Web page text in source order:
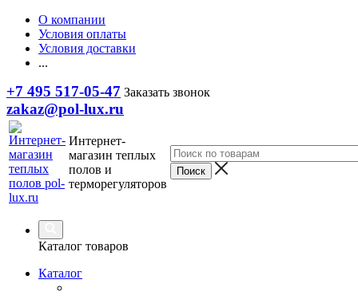
О компании
Условия оплаты
Условия доставки
...
+7 495 517-05-47 Заказать звонок
zakaz@pol-lux.ru
Интернет-
магазин теплых
полов и
терморегуляторов
Каталог товаров
Каталог